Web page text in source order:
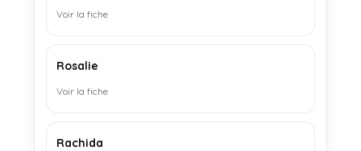
Voir la fiche
Rosalie
Voir la fiche
Rachida